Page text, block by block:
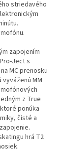
striedavého
zapojením
Ject s
MC prenosku
MM
z True
ponúka
čisté a
hrá T2